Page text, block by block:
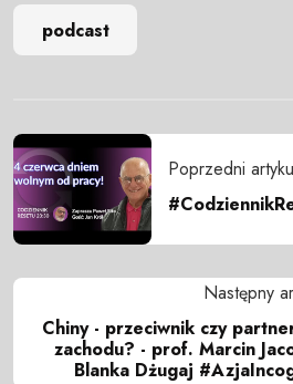
podcast
Poprzedni
Następny
Chiny - przeciwnik czy
zachodu? - prof. Marcin
Blanka Dżugaj